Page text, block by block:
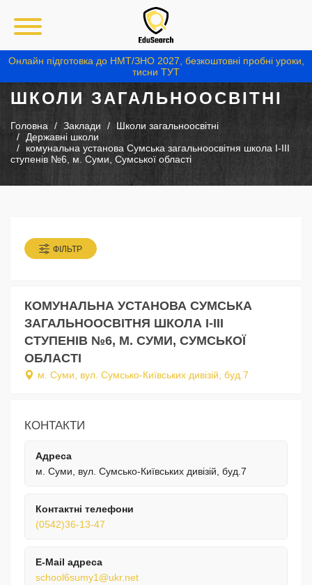
Онлайн підготовка до НМТ/ЗНО 2027, безкоштовні пробні уроки,
тисни ТУТ
ШКОЛИ ЗАГАЛЬНООСВІТНІ
Головна Заклади
Школи загальноосвітні
Державні школи
комунальна установа Сумська загальноосвітня школа I-III
ступенів №6, м. Суми, Сумської області
ФІЛЬТР
КОМУНАЛЬНА УСТАНОВА СУМСЬКА
ЗАГАЛЬНООСВІТНЯ ШКОЛА I-III
СТУПЕНІВ №6, М. СУМИ, СУМСЬКОЇ
ОБЛАСТІ
м. Суми, вул. Сумсько-Київських дивізій, буд.7
КОНТАКТИ
Адреса
м. Суми, вул. Сумсько-Київських дивізій, буд.7
Контактні телефони
(0542)36-13-47
E-Mail адреса
school6sumy1@ukr.net